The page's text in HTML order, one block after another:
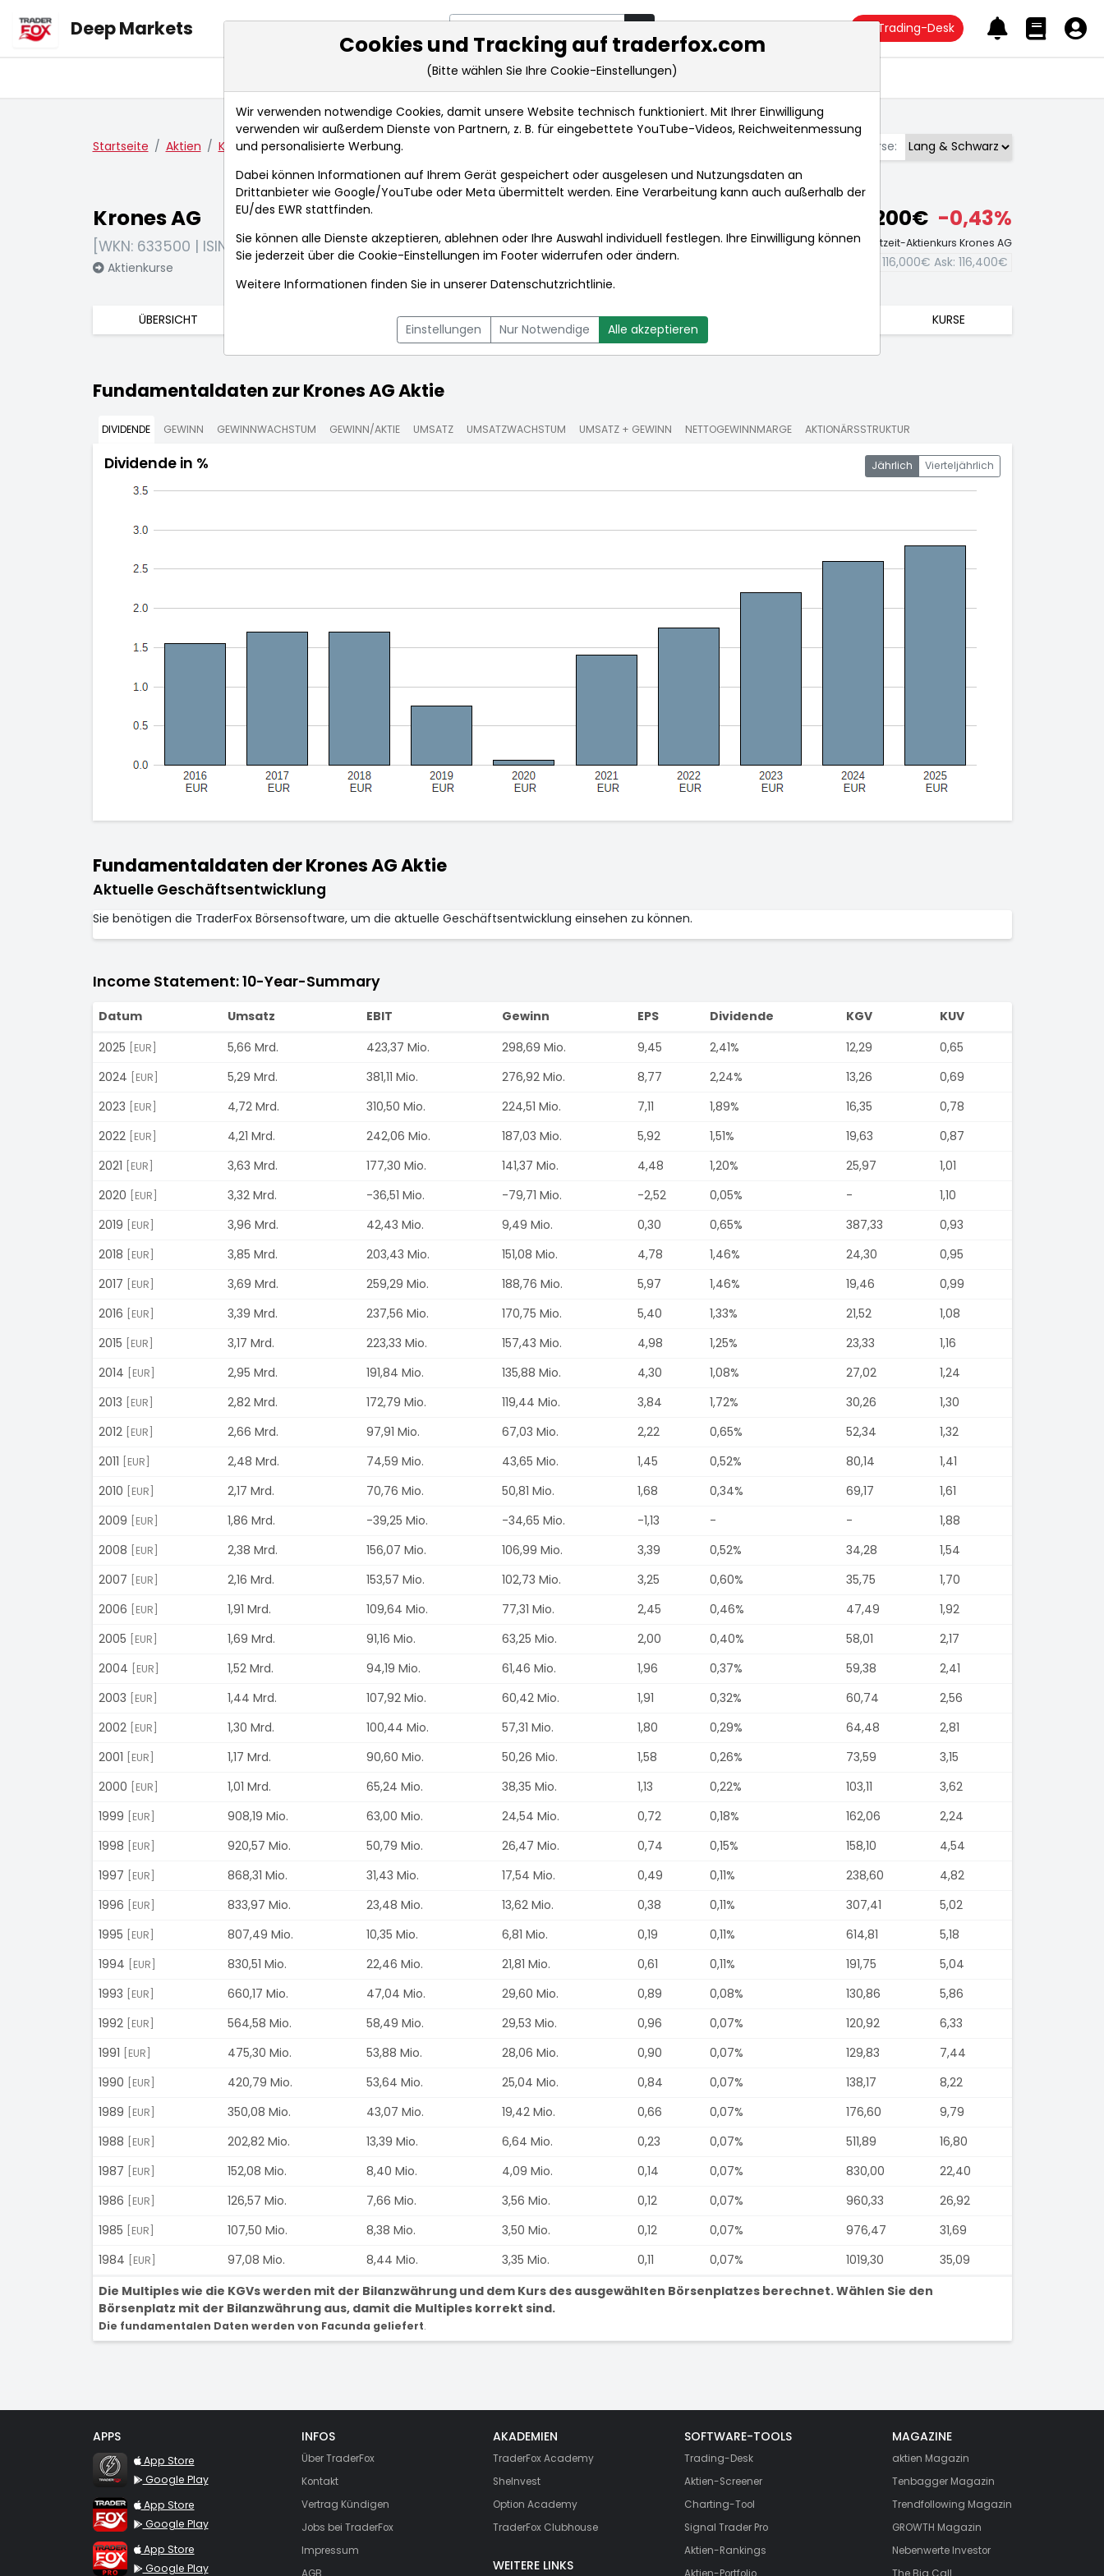
Deep Markets Trading-Desk
Markt-Analysen Market Tools Realtimekurse Nachrichten
Startseite Aktien Krones AG Fundamentaldaten Börse:
Krones AG
[WKN: 633500 | ISIN: DE0006335003]
Aktienkurse
116,200€ -0,43%
Echtzeit-Aktienkurs Krones AG
116,000€ Ask: 116,400€
ÜBERSICHT NACHRICHTEN CHARTTOOL KURSE
Fundamentaldaten zur Krones AG Aktie
DIVIDENDE GEWINN GEWINNWACHSTUM GEWINN/AKTIE UMSATZ UMSATZWACHSTUM UMSATZ + GEWINN NETTOGEWINNMARGE AKTIONÄRSSTRUKTUR
Dividende in % Jährlich Vierteljährlich
Fundamentaldaten der Krones AG Aktie
Aktuelle Geschäftsentwicklung
Sie benötigen die TraderFox Börsensoftware, um die aktuelle Geschäftsentwicklung einsehen zu können.
Income Statement: 10-Year-Summary
Datum Umsatz EBIT Gewinn EPS Dividende KGV
KUV
2025
[EUR] 5,66 Mrd. 423,37 Mio. 298,69 Mio. 9,45 2,41% 12,29
0,65
2024
[EUR] 5,29 Mrd. 381,11 Mio. 276,92 Mio. 8,77 2,24% 13,26
0,69
2023
[EUR] 4,72 Mrd. 310,50 Mio. 224,51 Mio. 7,11 1,89% 16,35
0,78
2022
[EUR] 4,21 Mrd. 242,06 Mio. 187,03 Mio. 5,92 1,51% 19,63
0,87
2021
[EUR] 3,63 Mrd. 177,30 Mio. 141,37 Mio. 4,48 1,20% 25,97
1,01
2020
[EUR] 3,32 Mrd. -36,51 Mio. -79,71 Mio. -2,52 0,05% -
1,10
2019
[EUR] 3,96 Mrd. 42,43 Mio. 9,49 Mio. 0,30 0,65% 387,33
0,93
2018
[EUR] 3,85 Mrd. 203,43 Mio. 151,08 Mio. 4,78 1,46% 24,30
0,95
2017
[EUR] 3,69 Mrd. 259,29 Mio. 188,76 Mio. 5,97 1,46% 19,46
0,99
2016
[EUR] 3,39 Mrd. 237,56 Mio. 170,75 Mio. 5,40 1,33% 21,52
1,08
2015
[EUR] 3,17 Mrd. 223,33 Mio. 157,43 Mio. 4,98 1,25% 23,33
1,16
2014
[EUR] 2,95 Mrd. 191,84 Mio. 135,88 Mio. 4,30 1,08% 27,02
1,24
2013
[EUR] 2,82 Mrd. 172,79 Mio. 119,44 Mio. 3,84 1,72% 30,26
1,30
2012
[EUR] 2,66 Mrd. 97,91 Mio. 67,03 Mio. 2,22 0,65% 52,34
1,32
2011
[EUR] 2,48 Mrd. 74,59 Mio. 43,65 Mio. 1,45 0,52% 80,14
1,41
2010
[EUR] 2,17 Mrd. 70,76 Mio. 50,81 Mio. 1,68 0,34% 69,17
1,61
2009
[EUR] 1,86 Mrd. -39,25 Mio. -34,65 Mio. -1,13 - -
1,88
2008
[EUR] 2,38 Mrd. 156,07 Mio. 106,99 Mio. 3,39 0,52% 34,28
1,54
2007
[EUR] 2,16 Mrd. 153,57 Mio. 102,73 Mio. 3,25 0,60% 35,75
1,70
2006
[EUR] 1,91 Mrd. 109,64 Mio. 77,31 Mio. 2,45 0,46% 47,49
1,92
2005
[EUR] 1,69 Mrd. 91,16 Mio. 63,25 Mio. 2,00 0,40% 58,01
2,17
2004
[EUR] 1,52 Mrd. 94,19 Mio. 61,46 Mio. 1,96 0,37% 59,38
2,41
2003
[EUR] 1,44 Mrd. 107,92 Mio. 60,42 Mio. 1,91 0,32% 60,74
2,56
2002
[EUR] 1,30 Mrd. 100,44 Mio. 57,31 Mio. 1,80 0,29% 64,48
2,81
2001
[EUR] 1,17 Mrd. 90,60 Mio. 50,26 Mio. 1,58 0,26% 73,59
3,15
2000
[EUR] 1,01 Mrd. 65,24 Mio. 38,35 Mio. 1,13 0,22% 103,11
3,62
1999
[EUR] 908,19 Mio. 63,00 Mio. 24,54 Mio. 0,72 0,18% 162,06
2,24
1998
[EUR] 920,57 Mio. 50,79 Mio. 26,47 Mio. 0,74 0,15% 158,10
4,54
1997
[EUR] 868,31 Mio. 31,43 Mio. 17,54 Mio. 0,49 0,11% 238,60
4,82
1996
[EUR] 833,97 Mio. 23,48 Mio. 13,62 Mio. 0,38 0,11% 307,41
5,02
1995
[EUR] 807,49 Mio. 10,35 Mio. 6,81 Mio. 0,19 0,11% 614,81
5,18
1994
[EUR] 830,51 Mio. 22,46 Mio. 21,81 Mio. 0,61 0,11% 191,75
5,04
1993
[EUR] 660,17 Mio. 47,04 Mio. 29,60 Mio. 0,89 0,08% 130,86
5,86
1992
[EUR] 564,58 Mio. 58,49 Mio. 29,53 Mio. 0,96 0,07% 120,92
6,33
1991
[EUR] 475,30 Mio. 53,88 Mio. 28,06 Mio. 0,90 0,07% 129,83
7,44
1990
[EUR] 420,79 Mio. 53,64 Mio. 25,04 Mio. 0,84 0,07% 138,17
8,22
1989
[EUR] 350,08 Mio. 43,07 Mio. 19,42 Mio. 0,66 0,07% 176,60
9,79
1988
[EUR] 202,82 Mio. 13,39 Mio. 6,64 Mio. 0,23 0,07% 511,89
16,80
1987
[EUR] 152,08 Mio. 8,40 Mio. 4,09 Mio. 0,14 0,07% 830,00
22,40
1986
[EUR] 126,57 Mio. 7,66 Mio. 3,56 Mio. 0,12 0,07% 960,33
26,92
1985
[EUR] 107,50 Mio. 8,38 Mio. 3,50 Mio. 0,12 0,07% 976,47
31,69
1984
[EUR] 97,08 Mio. 8,44 Mio. 3,35 Mio. 0,11 0,07% 1019,30
35,09
Die Multiples wie die KGVs werden mit der Bilanzwährung und dem Kurs des ausgewählten Börsenplatzes berechnet. Wählen Sie den
Börsenplatz mit der Bilanzwährung aus, damit die Multiples korrekt sind.
Die fundamentalen Daten werden von Facunda geliefert.
APPS
TraderFox Flash
App Store
Google Play
TraderFox App
App Store
Google Play
TraderFox Pro
App Store
Google Play
INFOS
Über TraderFox
Kontakt
Vertrag Kündigen
Jobs bei TraderFox
Impressum
AGB
AKADEMIEN
TraderFox Academy
SheInvest
Option Academy
TraderFox Clubhouse
WEITERE LINKS
SOFTWARE-TOOLS
Trading-Desk
Aktien-Screener
Charting-Tool
Signal Trader Pro
Aktien-Rankings
Aktien-Portfolio
MAGAZINE
aktien Magazin
Tenbagger Magazin
Trendfollowing Magazin
GROWTH Magazin
Nebenwerte Investor
The Big Call
Cookies und Tracking auf traderfox.com
(Bitte wählen Sie Ihre Cookie-Einstellungen)
Wir verwenden notwendige Cookies, damit unsere Website technisch funktioniert. Mit Ihrer Einwilligung
verwenden wir außerdem Dienste von Partnern, z. B. für eingebettete YouTube-Videos, Reichweitenmessung
und personalisierte Werbung.
Dabei können Informationen auf Ihrem Gerät gespeichert oder ausgelesen und Nutzungsdaten an
Drittanbieter wie Google/YouTube oder Meta übermittelt werden. Eine Verarbeitung kann auch außerhalb der
EU/des EWR stattfinden.
Sie können alle Dienste akzeptieren, ablehnen oder Ihre Auswahl individuell festlegen. Ihre Einwilligung können
Sie jederzeit über die Cookie-Einstellungen im Footer widerrufen oder ändern.
Weitere Informationen finden Sie in unserer Datenschutzrichtlinie.
Einstellungen Nur Notwendige Alle akzeptieren